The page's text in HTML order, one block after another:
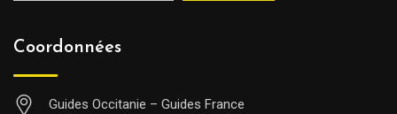
Coordonnées
Guides Occitanie – Guides France